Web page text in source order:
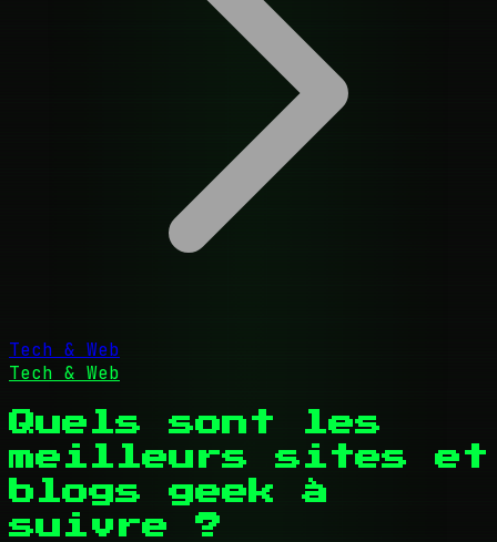
Tech & Web
Tech & Web
Quels sont les
meilleurs sites et
blogs geek à
suivre ?